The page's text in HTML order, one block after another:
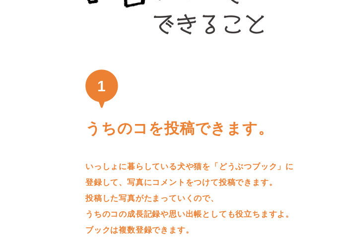
1
うちのコを投稿できます。
いっしょに暮らしている犬や猫を「どうぶつブック」に
登録して、写真にコメントをつけて投稿できます。
投稿した写真がたまっていくので、
うちのコの成長記録や思い出帳としても役立ちますよ。
ブックは複数登録できます。